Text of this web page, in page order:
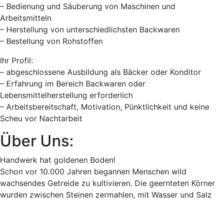
– Bedienung und Säuberung von Maschinen und
Arbeitsmitteln
– Herstellung von unterschiedlichsten Backwaren
– Bestellung von Rohstoffen
Ihr Profil:
– abgeschlossene Ausbildung als Bäcker oder Konditor
– Erfahrung im Bereich Backwaren oder
Lebensmittelherstellung erforderlich
– Arbeitsbereitschaft, Motivation, Pünktlichkeit und keine
Scheu vor Nachtarbeit
Über Uns:
Handwerk hat goldenen Boden!
Schon vor 10.000 Jahren begannen Menschen wild
wachsendes Getreide zu kultivieren. Die geernteten Körner
wurden zwischen Steinen zermahlen, mit Wasser und Salz